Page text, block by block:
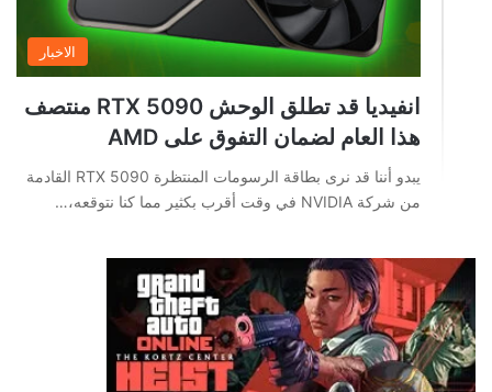
الاخبار
انفيديا قد تطلق الوحش RTX 5090 منتصف
هذا العام لضمان التفوق على AMD
يبدو أننا قد نرى بطاقة الرسومات المنتظرة RTX 5090 القادمة
من شركة NVIDIA في وقت أقرب بكثير مما كنا نتوقعه،…